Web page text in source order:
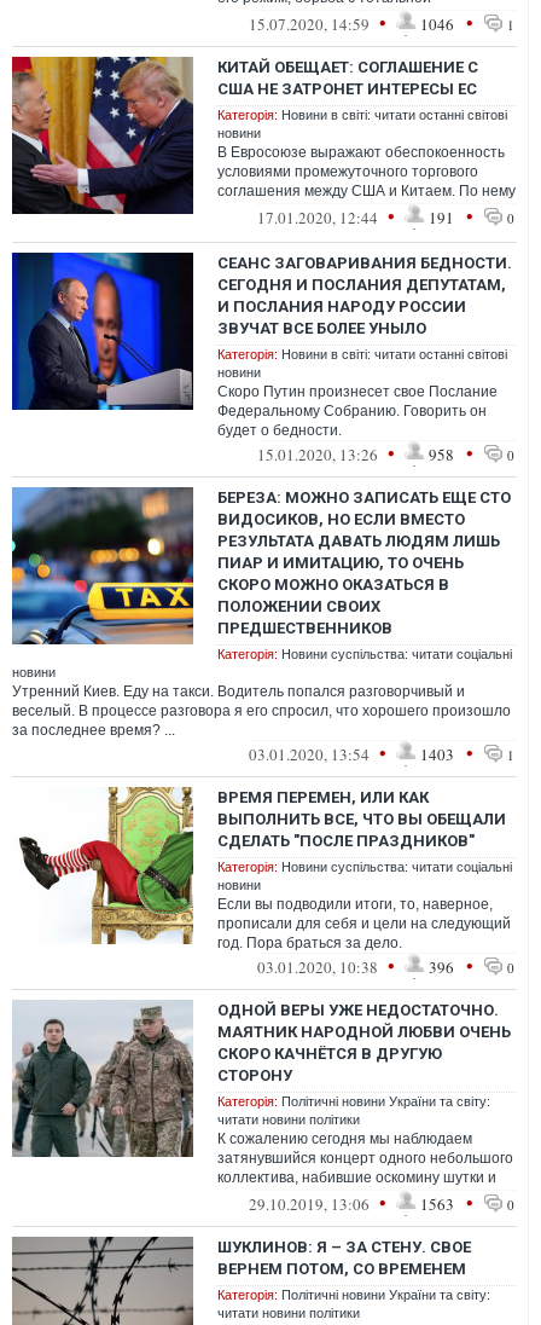
коррупцией, оккупационные действия
15.07.2020, 14:59 • 1046 • 1
КИТАЙ ОБЕЩАЕТ: СОГЛАШЕНИЕ С
США НЕ ЗАТРОНЕТ ИНТЕРЕСЫ ЕС
Категорія: Новини в світі: читати останні світові
новини
В Евросоюзе выражают обеспокоенность
условиями промежуточного торгового
соглашения между США и Китаем. По нему
Пекин нарастит импорт товаров из США
17.01.2020, 12:44 • 191 • 0
СЕАНС ЗАГОВАРИВАНИЯ БЕДНОСТИ.
СЕГОДНЯ И ПОСЛАНИЯ ДЕПУТАТАМ,
И ПОСЛАНИЯ НАРОДУ РОССИИ
ЗВУЧАТ ВСЕ БОЛЕЕ УНЫЛО
Категорія: Новини в світі: читати останні світові
новини
Скоро Путин произнесет свое Послание
Федеральному Собранию. Говорить он
будет о бедности.
15.01.2020, 13:26 • 958 • 0
БЕРЕЗА: МОЖНО ЗАПИСАТЬ ЕЩЕ СТО
ВИДОСИКОВ, НО ЕСЛИ ВМЕСТО
РЕЗУЛЬТАТА ДАВАТЬ ЛЮДЯМ ЛИШЬ
ПИАР И ИМИТАЦИЮ, ТО ОЧЕНЬ
СКОРО МОЖНО ОКАЗАТЬСЯ В
ПОЛОЖЕНИИ СВОИХ
ПРЕДШЕСТВЕННИКОВ
Категорія: Новини суспільства: читати соціальні
новини
Утренний Киев. Еду на такси. Водитель попался разговорчивый и
веселый. В процессе разговора я его спросил, что хорошего произошло
за последнее время? ...
03.01.2020, 13:54 • 1403 • 1
ВРЕМЯ ПЕРЕМЕН, ИЛИ КАК
ВЫПОЛНИТЬ ВСЕ, ЧТО ВЫ ОБЕЩАЛИ
СДЕЛАТЬ "ПОСЛЕ ПРАЗДНИКОВ"
Категорія: Новини суспільства: читати соціальні
новини
Если вы подводили итоги, то, наверное,
прописали для себя и цели на следующий
год. Пора браться за дело.
03.01.2020, 10:38 • 396 • 0
ОДНОЙ ВЕРЫ УЖЕ НЕДОСТАТОЧНО.
МАЯТНИК НАРОДНОЙ ЛЮБВИ ОЧЕНЬ
СКОРО КАЧНЁТСЯ В ДРУГУЮ
СТОРОНУ
Категорія: Політичні новини України та світу:
читати новини політики
К сожалению сегодня мы наблюдаем
затянувшийся концерт одного небольшого
коллектива, набившие оскомину шутки и
репризы которого уже мало кого трогают. ...
29.10.2019, 13:06 • 1563 • 0
ШУКЛИНОВ: Я – ЗА СТЕНУ. СВОЕ
ВЕРНЕМ ПОТОМ, СО ВРЕМЕНЕМ
Категорія: Політичні новини України та світу:
читати новини політики